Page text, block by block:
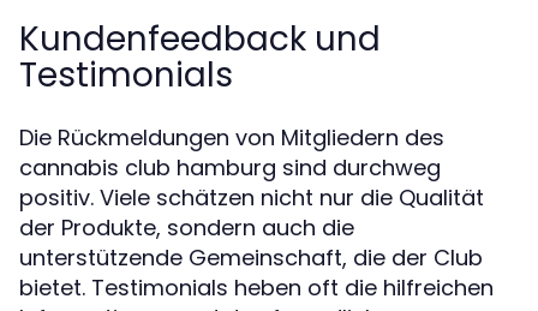
Kundenfeedback und
Testimonials
Die Rückmeldungen von Mitgliedern des
cannabis club hamburg sind durchweg
positiv. Viele schätzen nicht nur die Qualität
der Produkte, sondern auch die
unterstützende Gemeinschaft, die der Club
bietet. Testimonials heben oft die hilfreichen